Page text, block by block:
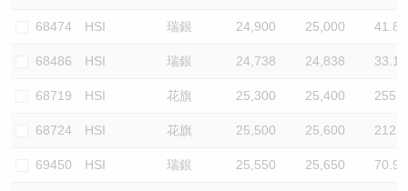
68474 HSI 瑞銀 24,900 25,000 41.8
68486 HSI 瑞銀 24,738 24,838 33.1
68719 HSI 花旗 25,300 25,400 255.1
68724 HSI 花旗 25,500 25,600 212.6
69450 HSI 瑞銀 25,550 25,650 70.9